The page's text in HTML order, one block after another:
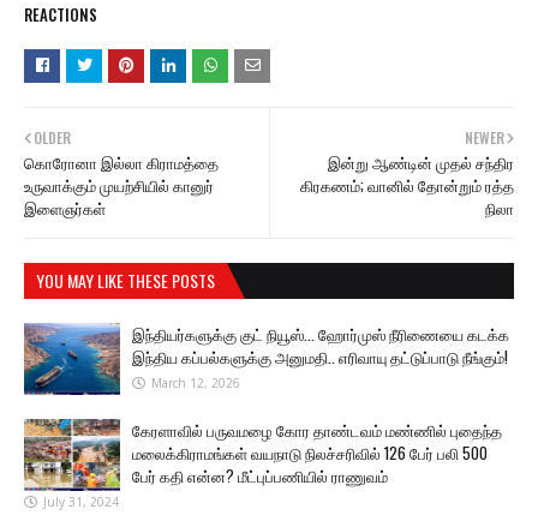
REACTIONS
NEWER
இன்று ஆண்டின் முதல் சந்திர
கிரகணம்; வானில் தோன்றும் ரத்த
நிலா
OLDER
கொரோனா இல்லா கிராமத்தை
உருவாக்கும் முயற்சியில் கானுர்
இளைஞர்கள்
YOU MAY LIKE THESE POSTS
இந்தியர்களுக்கு குட் நியூஸ்... ஹோர்முஸ் நீரிணையை கடக்க
இந்திய கப்பல்களுக்கு அனுமதி.. எரிவாயு தட்டுப்பாடு நீங்கும்!
March 12, 2026
கேரளாவில் பருவமழை கோர தாண்டவம் மண்ணில் புதைந்த
மலைக்கிராமங்கள் வயநாடு நிலச்சரிவில் 126 பேர் பலி 500
பேர் கதி என்ன? மீட்புப்பணியில் ராணுவம்
July 31, 2024